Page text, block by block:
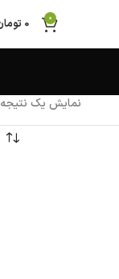
0
0
نمایش یک نتیجه